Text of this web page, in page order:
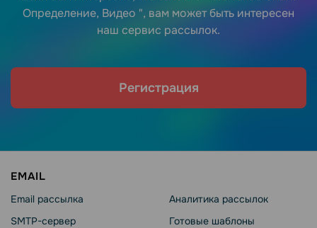
Определение, Видео ", вам может быть интересен
наш сервис рассылок.
Регистрация
EMAIL
Email рассылка
SMTP-сервер
Аналитика рассылок
Готовые шаблоны